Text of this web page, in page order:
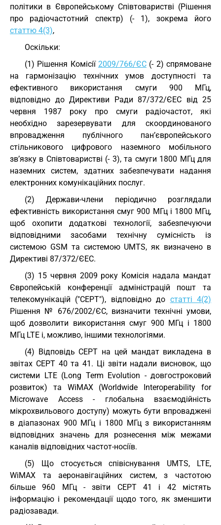
політики в Європейському Співтоваристві (Рішення
про радіочастотний спектр) (- 1), зокрема його
статтю 4(3),
Оскільки:
(1) Рішення Комісії 2009/766/ЄC (- 2) спрямоване
на гармонізацію технічних умов доступності та
ефективного використання смуги 900 МГц,
відповідно до Директиви Ради 87/372/ЄЕС від 25
червня 1987 року про смуги радіочастот, які
необхідно зарезервувати для скоординованого
впровадження публічного пан’європейського
стільникового цифрового наземного мобільного
зв’язку в Співтоваристві (- 3), та смуги 1800 МГц для
наземних систем, здатних забезпечувати надання
електронних комунікаційних послуг.
(2) Держави-члени періодично розглядали
ефективність використання смуг 900 МГц і 1800 МГц,
щоб охопити додаткові технології, забезпечуючи
відповідними засобами технічну сумісність із
системою GSM та системою UMTS, як визначено в
Директиві 87/372/ЄЕС.
(3) 15 червня 2009 року Комісія надала мандат
Європейській конференції адміністрацій пошт та
телекомунікацій ("CEPT"), відповідно до статті 4(2)
Рішення № 676/2002/ЄC, визначити технічні умови,
щоб дозволити використання смуг 900 МГц і 1800
МГц LTE і, можливо, іншими технологіями.
(4) Відповідь CEPT на цей мандат викладена в
звітах СЕPT 40 та 41. Ці звіти надали висновок, що
системи LTE (Long Term Evolution - довгостроковий
розвиток) та WiMAХ (Worldwide Interoperability for
Microwave Access - глобальна взаємодійність
мікрохвильового доступу) можуть бути впроваджені
в діапазонах 900 МГц і 1800 МГц з використанням
відповідних значень для рознесення між межами
каналів відповідних частот-носіїв.
(5) Що стосується співіснування UMTS, LTE,
WiMAX та аеронавігаційних систем, з частотою
більше 960 МГц - звіти CEPT 41 і 42 містять
інформацію і рекомендації щодо того, як зменшити
радіозавади.